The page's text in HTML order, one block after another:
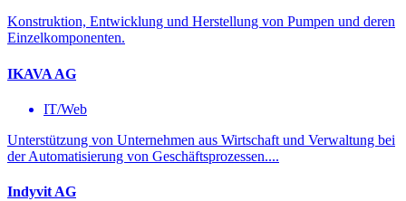
Konstruktion, Entwicklung und Herstellung von Pumpen und deren
Einzelkomponenten.
IKAVA AG
IT/Web
Unterstützung von Unternehmen aus Wirtschaft und Verwaltung bei
der Automatisierung von Geschäftsprozessen....
Indyvit AG